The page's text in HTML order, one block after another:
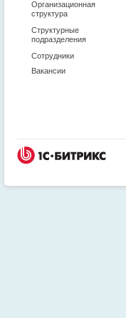
Организационная
структура
Структурные
подразделения
Сотрудники
Вакансии